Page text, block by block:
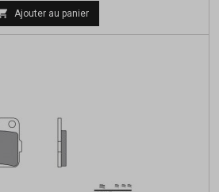
base
Ajouter au panier